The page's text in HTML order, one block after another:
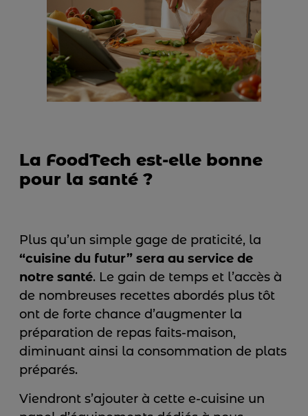
La FoodTech est-elle bonne
pour la santé ?
Plus qu’un simple gage de praticité, la
“cuisine du futur” sera au service de
notre santé. Le gain de temps et l’accès à
de nombreuses recettes abordés plus tôt
ont de forte chance d’augmenter la
préparation de repas faits-maison,
diminuant ainsi la consommation de plats
préparés.
Viendront s’ajouter à cette e-cuisine un